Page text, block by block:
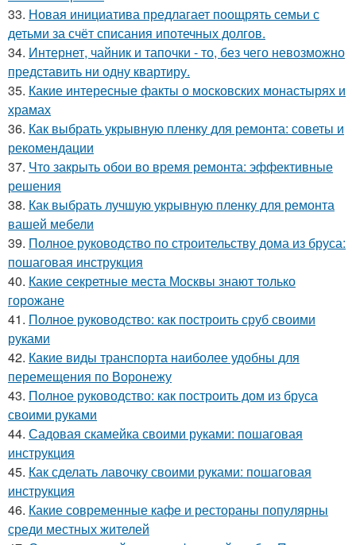
33. Новая инициатива предлагает поощрять семьи с
детьми за счёт списания ипотечных долгов.
34. Интернет, чайник и тапочки - то, без чего невозможно
представить ни одну квартиру.
35. Какие интересные факты о московских монастырях и
храмах
36. Как выбрать укрывную пленку для ремонта: советы и
рекомендации
37. Что закрыть обои во время ремонта: эффективные
решения
38. Как выбрать лучшую укрывную пленку для ремонта
вашей мебели
39. Полное руководство по строительству дома из бруса:
пошаговая инструкция
40. Какие секретные места Москвы знают только
горожане
41. Полное руководство: как построить сруб своими
руками
42. Какие виды транспорта наиболее удобны для
перемещения по Воронежу
43. Полное руководство: как построить дом из бруса
своими руками
44. Садовая скамейка своими руками: пошаговая
инструкция
45. Как сделать лавочку своими руками: пошаговая
инструкция
46. Какие современные кафе и рестораны популярны
среди местных жителей